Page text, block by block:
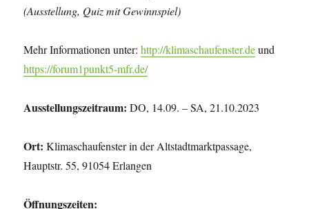
(Ausstellung, Quiz mit Gewinnspiel)
Mehr Informationen unter:http://klimaschaufenster.deund
https://forum1punkt5-mfr.de/
Ausstellungszeitraum: DO, 14.09. – SA, 21.10.2023
Ort: Klimaschaufenster in der Altstadtmarktpassage,
Hauptstr. 55, 91054 Erlangen
Öffnungszeiten: